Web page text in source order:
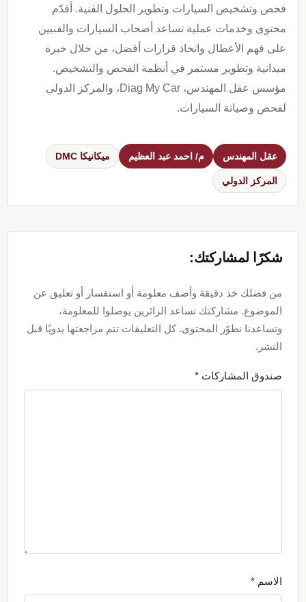
فحص وتشخيص السيارات وتطوير الحلول الفنية. أقدّم
محتوى وخدمات عملية تساعد أصحاب السيارات والفنيين
على فهم الأعطال واتخاذ قرارات أفضل، من خلال خبرة
ميدانية وتطوير مستمر في أنظمة الفحص والتشخيص.
مؤسس عقل المهندس، Diag My Car، والمركز الدولي
لفحص وصيانة السيارات.
عقل المهندس م/ احمد عبد العظيم ميكانيكا DMC
المركز الدولي
Interactions
شكرًا لمشاركتك:
من فضلك خذ دقيقة وأضف معلومة أو استفسار أو تعليق عن
الموضوع. مشاركتك تساعد الزائرين يوصلوا للمعلومة،
وتساعدنا نطوّر المحتوى. كل التعليقات تتم مراجعتها يدويًا قبل
النشر.
صندوق المشاركات *
الاسم *